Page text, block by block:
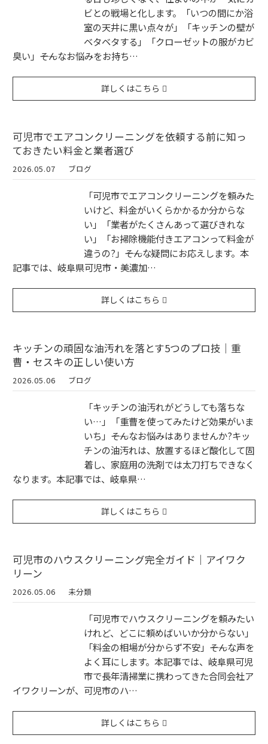
ビとの戦場と化します。「いつの間にか浴
室の天井に黒い点々が」「キッチンの壁が
ベタベタする」「クローゼットの服がカビ
臭い」――そんなお悩みをお持ち…
詳しくはこちら
可児市でエアコンクリーニングを依頼する前に知っ
ておきたい料金と業者選び
2026.05.07 ブログ
「可児市でエアコンクリーニングを頼みた
いけど、料金がいくらかかるか分からな
い」「業者がたくさんあって選びきれな
い」「お掃除機能付きエアコンって料金が
違うの?」――そんな疑問にお応えします。本
記事では、岐阜県可児市・美濃加…
詳しくはこちら
キッチンの頑固な油汚れを落とす5つのプロ技｜重
曹・セスキの正しい使い方
2026.05.06 ブログ
「キッチンの油汚れがどうしても落ちな
い…」「重曹を使ってみたけど効果がいま
いち」――そんなお悩みはありませんか?キッ
チンの油汚れは、放置するほど酸化して固
着し、家庭用の洗剤では太刀打ちできなく
なります。本記事では、岐阜県…
詳しくはこちら
可児市のハウスクリーニング完全ガイド｜アイワク
リーン
2026.05.06 未分類
「可児市でハウスクリーニングを頼みたい
けれど、どこに頼めばいいか分からない」
「料金の相場が分からず不安」――そんな声を
よく耳にします。本記事では、岐阜県可児
市で長年清掃業に携わってきた合同会社ア
イワクリーンが、可児市のハ…
詳しくはこちら